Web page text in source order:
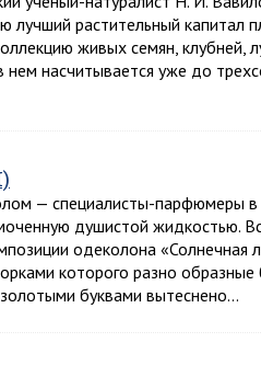
лучший растительный капитал
живых семян, клубней,
нем насчитывается уже до
— специалисты-парфюмеры
душистой жидкостью.
одеколона «Солнечная
которого разно
буквами вытеснено…